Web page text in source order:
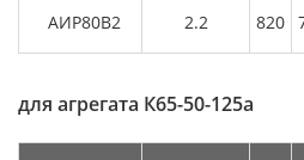
АИР80В2 2.2 820
для агрегата К65-50-125а